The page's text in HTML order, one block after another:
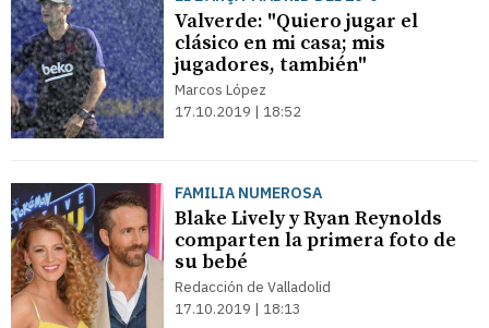
Valverde: "Quiero jugar el
clásico en mi casa; mis
jugadores, también"
Marcos López
17.10.2019 | 18:52
FAMILIA NUMEROSA
Blake Lively y Ryan Reynolds
comparten la primera foto de
su bebé
Redacción de Valladolid
17.10.2019 | 18:13